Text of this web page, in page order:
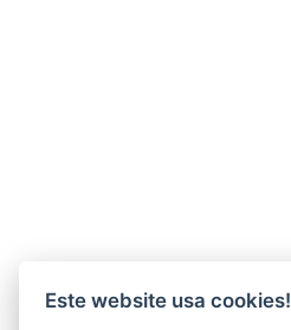
Este website usa cookies!